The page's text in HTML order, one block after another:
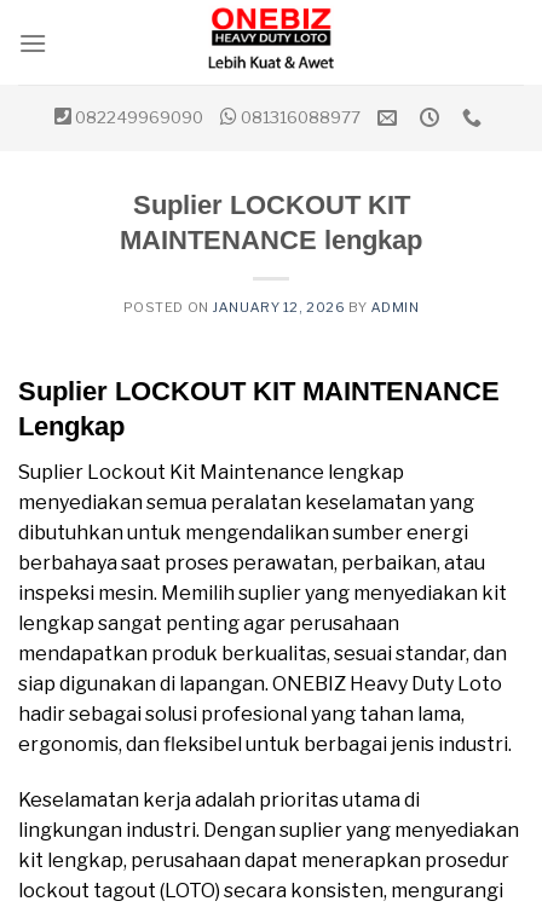
082249969090 081316088977
Suplier LOCKOUT KIT
MAINTENANCE lengkap
POSTED ON JANUARY 12, 2026 BY ADMIN
Suplier LOCKOUT KIT MAINTENANCE
Lengkap
Suplier Lockout Kit Maintenance lengkap
menyediakan semua peralatan keselamatan yang
dibutuhkan untuk mengendalikan sumber energi
berbahaya saat proses perawatan, perbaikan, atau
inspeksi mesin. Memilih suplier yang menyediakan kit
lengkap sangat penting agar perusahaan
mendapatkan produk berkualitas, sesuai standar, dan
siap digunakan di lapangan. ONEBIZ Heavy Duty Loto
hadir sebagai solusi profesional yang tahan lama,
ergonomis, dan fleksibel untuk berbagai jenis industri.
Keselamatan kerja adalah prioritas utama di
lingkungan industri. Dengan suplier yang menyediakan
kit lengkap, perusahaan dapat menerapkan prosedur
lockout tagout (LOTO) secara konsisten, mengurangi